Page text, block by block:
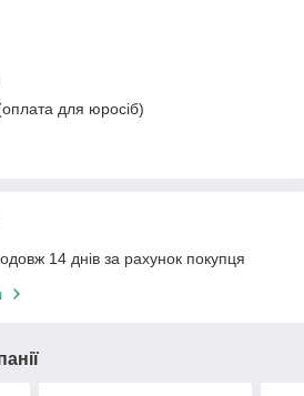
для юросіб)
14 днів за рахунок покупця